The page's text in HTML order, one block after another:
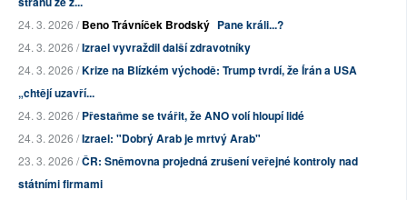
24. 3. 2026 /Beno Trávníček Brodský Pane králi...?
24. 3. 2026 /Izrael vyvraždil další zdravotníky
24. 3. 2026 /Krize na Blízkém východě: Trump tvrdí, že Írán a USA
„chtějí uzavří...
24. 3. 2026 /Přestaňme se tvářit, že ANO volí hloupí lidé
24. 3. 2026 /Izrael: "Dobrý Arab je mrtvý Arab"
23. 3. 2026 /ČR: Sněmovna projedná zrušení veřejné kontroly nad
státními firmami